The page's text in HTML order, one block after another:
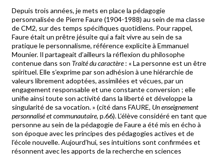
Depuis trois années, je mets en place la pédagogie
personnalisée de Pierre Faure (1904-1988) au sein de ma classe
de CM2, sur des temps spécifiques quotidiens. Pour rappel,
Faure était un prêtre jésuite qui a fait vivre au sein de sa
pratique le personnalisme, référence explicite à Emmanuel
Mounier. Il partageait d’ailleurs la réflexion du philosophe
contenue dans son Traité du caractère: « La personne est un être
spirituel. Elle s’exprime par son adhésion à une hiérarchie de
valeurs librement adoptées, assimilées et vécues, par un
engagement responsable et une constante conversion ; elle
unifie ainsi toute son activité dans la liberté et développe la
singularité de sa vocation. » (cité dans FAURE, Un enseignement
personnalisé et communautaire, p.66). L’élève considéré en tant que
personne au sein de la pédagogie de Faure a été mis en écho à
son époque avec les principes des pédagogies actives et de
l’école nouvelle. Aujourd’hui, ses intuitions sont confirmées et
résonnent avec les apports de la recherche en sciences